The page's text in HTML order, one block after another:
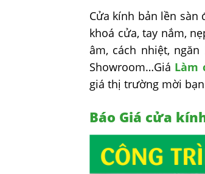
Cửa kính bản lền
khoá cửa, tay nắm,
âm, cách nhiệt,
Showroom…Giá Làm
giá thị trường mời
Báo Giá cửa